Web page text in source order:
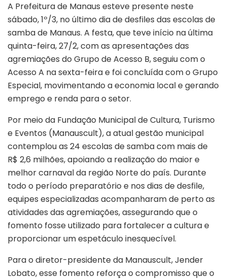
A Prefeitura de Manaus esteve presente neste
sábado, 1º/3, no último dia de desfiles das escolas de
samba de Manaus. A festa, que teve início na última
quinta-feira, 27/2, com as apresentações das
agremiações do Grupo de Acesso B, seguiu com o
Acesso A na sexta-feira e foi concluída com o Grupo
Especial, movimentando a economia local e gerando
emprego e renda para o setor.
Por meio da Fundação Municipal de Cultura, Turismo
e Eventos (Manauscult), a atual gestão municipal
contemplou as 24 escolas de samba com mais de
R$ 2,6 milhões, apoiando a realização do maior e
melhor carnaval da região Norte do país. Durante
todo o período preparatório e nos dias de desfile,
equipes especializadas acompanharam de perto as
atividades das agremiações, assegurando que o
fomento fosse utilizado para fortalecer a cultura e
proporcionar um espetáculo inesquecível.
Para o diretor-presidente da Manauscult, Jender
Lobato, esse fomento reforça o compromisso que o